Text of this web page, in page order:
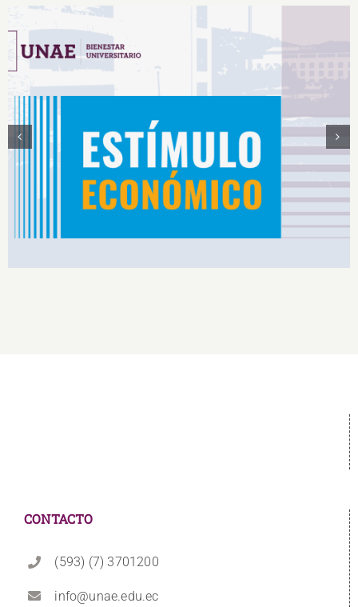
Estímulos Económicos para Deportistas de Alto
Rendimiento IS2026
CONTACTO
(593) (7) 3701200
info@unae.edu.ec